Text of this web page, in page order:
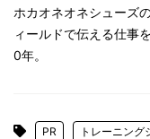
ホカオネオネシューズ
ィールドで伝える仕事
0年。
PR トレーニング